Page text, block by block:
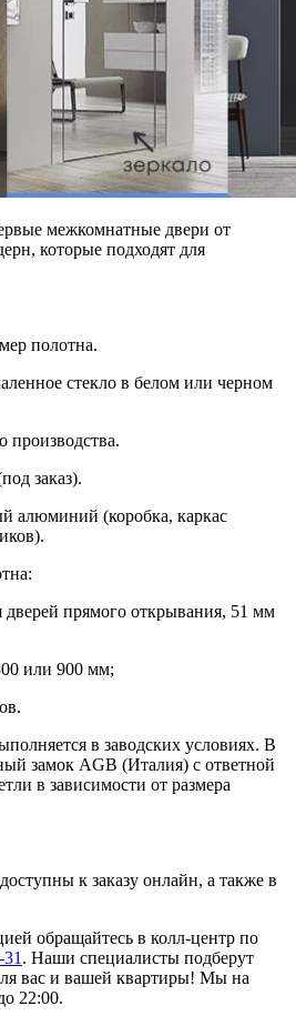
межкомнатные двери от
которые подходят для
полотна.
стекло в белом или черном
производства.
заказ).
алюминий (коробка, каркас
прямого открывания, 51 мм
или 900 мм;
в заводских условиях. В
замок AGB (Италия) с ответной
в зависимости от размера
к заказу онлайн, а также в
обращайтесь в колл-центр по
. Наши специалисты подберут
вас и вашей квартиры! Мы на
22:00.